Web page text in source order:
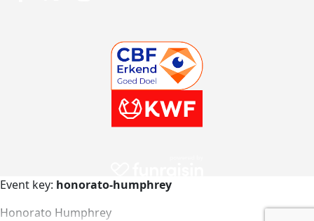
Event key: honorato-humphrey
Honorato Humphrey